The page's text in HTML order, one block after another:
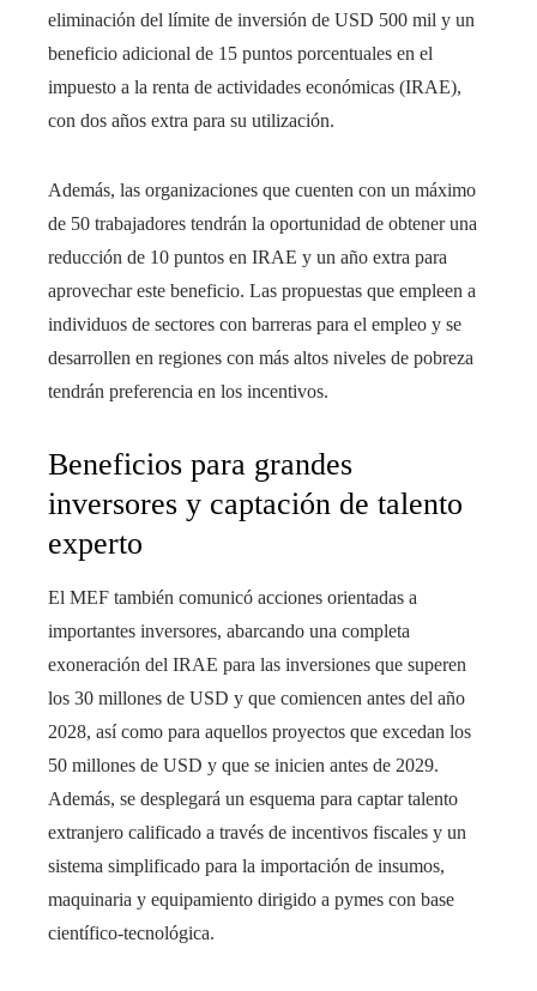
eliminación del límite de inversión de USD 500 mil y un
beneficio adicional de 15 puntos porcentuales en el
impuesto a la renta de actividades económicas (IRAE),
con dos años extra para su utilización.
Además, las organizaciones que cuenten con un máximo
de 50 trabajadores tendrán la oportunidad de obtener una
reducción de 10 puntos en IRAE y un año extra para
aprovechar este beneficio. Las propuestas que empleen a
individuos de sectores con barreras para el empleo y se
desarrollen en regiones con más altos niveles de pobreza
tendrán preferencia en los incentivos.
Beneficios para grandes
inversores y captación de talento
experto
El MEF también comunicó acciones orientadas a
importantes inversores, abarcando una completa
exoneración del IRAE para las inversiones que superen
los 30 millones de USD y que comiencen antes del año
2028, así como para aquellos proyectos que excedan los
50 millones de USD y que se inicien antes de 2029.
Además, se desplegará un esquema para captar talento
extranjero calificado a través de incentivos fiscales y un
sistema simplificado para la importación de insumos,
maquinaria y equipamiento dirigido a pymes con base
científico-tecnológica.